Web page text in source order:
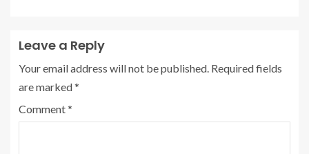
Leave a Reply
Your email address will not be published. Required fields
are marked*
Comment*